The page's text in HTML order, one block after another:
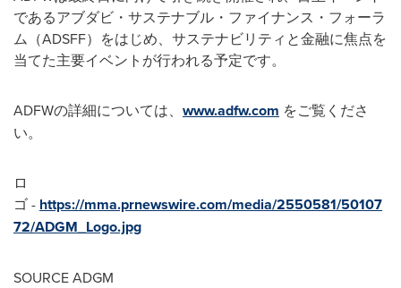
であるアブダビ・サステナブル・ファイナンス・フォーラ
ム（ADSFF）をはじめ、サステナビリティと金融に焦点を
当てた主要イベントが行われる予定です。
ADFWの詳細については、 www.adfw.com をご覧くださ
い。
ロ
ゴ - https://mma.prnewswire.com/media/2550581/50107
72/ADGM_Logo.jpg
SOURCE ADGM